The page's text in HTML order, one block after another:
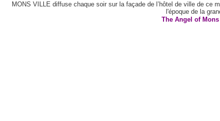
MONS VILLE diffuse chaque soir sur la façade de l’hôtel de ville de ce
l'époque de la
The Angel of